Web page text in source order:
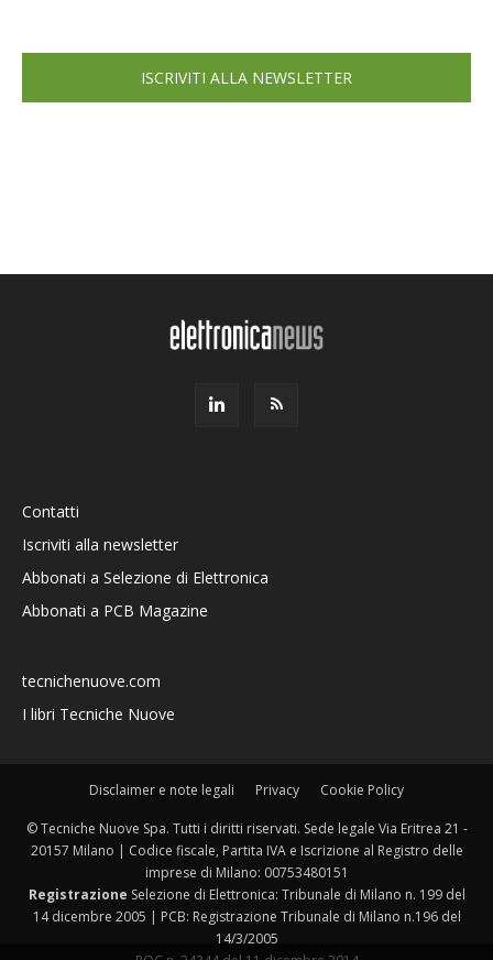
ISCRIVITI ALLA NEWSLETTER
Contatti
Iscriviti alla newsletter
Abbonati a Selezione di Elettronica
Abbonati a PCB Magazine
tecnichenuove.com
I libri Tecniche Nuove
Disclaimer e note legali Privacy Cookie Policy
© Tecniche Nuove Spa. Tutti i diritti riservati. Sede legale Via Eritrea 21 -
20157 Milano | Codice fiscale, Partita IVA e Iscrizione al Registro delle
imprese di Milano: 00753480151
Registrazione Selezione di Elettronica: Tribunale di Milano n. 199 del
14 dicembre 2005 | PCB: Registrazione Tribunale di Milano n.196 del
14/3/2005